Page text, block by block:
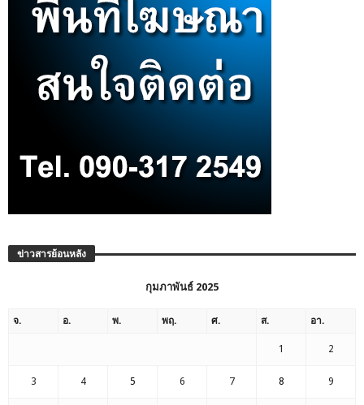
ข่าวสารย้อนหลัง
กุมภาพันธ์ 2025
จ. อ. พ. พฤ. ศ. ส. อา.
1 2
3 4 5 6 7 8 9